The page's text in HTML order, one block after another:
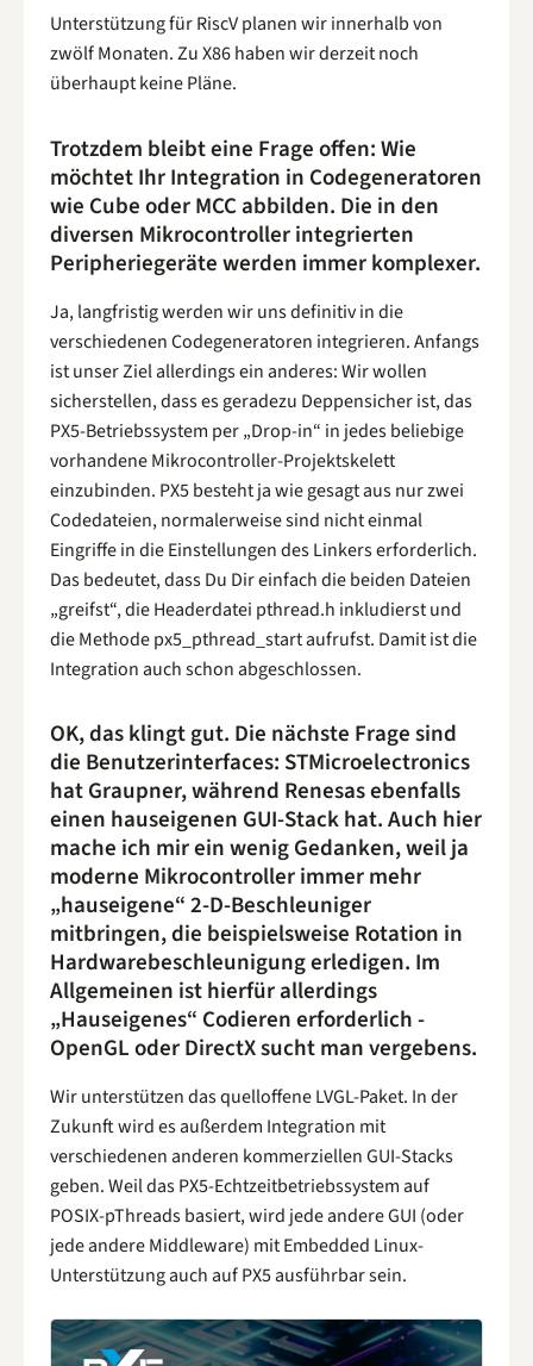
Unterstützung für RiscV planen wir innerhalb von
zwölf Monaten. Zu X86 haben wir derzeit noch
überhaupt keine Pläne.
Trotzdem bleibt eine Frage offen: Wie
möchtet Ihr Integration in Codegeneratoren
wie Cube oder MCC abbilden. Die in den
diversen Mikrocontroller integrierten
Peripheriegeräte werden immer komplexer.
Ja, langfristig werden wir uns definitiv in die
verschiedenen Codegeneratoren integrieren. Anfangs
ist unser Ziel allerdings ein anderes: Wir wollen
sicherstellen, dass es geradezu Deppensicher ist, das
PX5-Betriebssystem per „Drop-in“ in jedes beliebige
vorhandene Mikrocontroller-Projektskelett
einzubinden. PX5 besteht ja wie gesagt aus nur zwei
Codedateien, normalerweise sind nicht einmal
Eingriffe in die Einstellungen des Linkers erforderlich.
Das bedeutet, dass Du Dir einfach die beiden Dateien
„greifst“, die Headerdatei pthread.h inkludierst und
die Methode px5_pthread_start aufrufst. Damit ist die
Integration auch schon abgeschlossen.
OK, das klingt gut. Die nächste Frage sind
die Benutzerinterfaces: STMicroelectronics
hat Graupner, während Renesas ebenfalls
einen hauseigenen GUI-Stack hat. Auch hier
mache ich mir ein wenig Gedanken, weil ja
moderne Mikrocontroller immer mehr
„hauseigene“ 2-D-Beschleuniger
mitbringen, die beispielsweise Rotation in
Hardwarebeschleunigung erledigen. Im
Allgemeinen ist hierfür allerdings
„Hauseigenes“ Codieren erforderlich -
OpenGL oder DirectX sucht man vergebens.
Wir unterstützen das quelloffene LVGL-Paket. In der
Zukunft wird es außerdem Integration mit
verschiedenen anderen kommerziellen GUI-Stacks
geben. Weil das PX5-Echtzeitbetriebssystem auf
POSIX-pThreads basiert, wird jede andere GUI (oder
jede andere Middleware) mit Embedded Linux-
Unterstützung auch auf PX5 ausführbar sein.